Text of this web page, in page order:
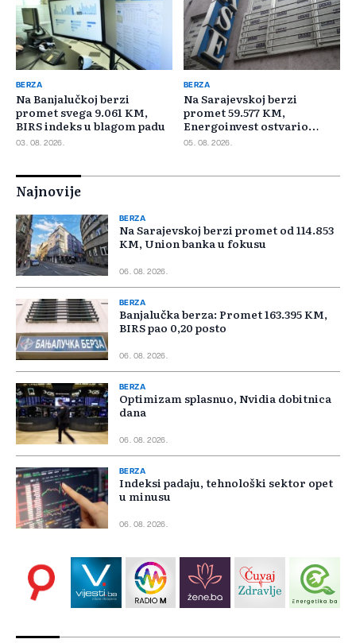
BERZA
Na Banjalučkoj berzi
promet svega 9.061 KM,
BIRS indeks u blagom padu
03. 08. 2026.
BERZA
Na Sarajevskoj berzi
promet 59.577 KM,
Energoinvest ostvario
najveći promet
05. 08. 2026.
Najnovije
BERZA
Na Sarajevskoj berzi promet od 114.853
KM, Union banka u fokusu
06. 08. 2026.
BERZA
Banjalučka berza: Promet 163.395 KM,
BIRS pao 0,20 posto
06. 08. 2026.
BERZA
Optimizam splasnuo, Nvidia dobitnica
dana
06. 08. 2026.
BERZA
Indeksi padaju, tehnološki sektor opet
u minusu
06. 08. 2026.